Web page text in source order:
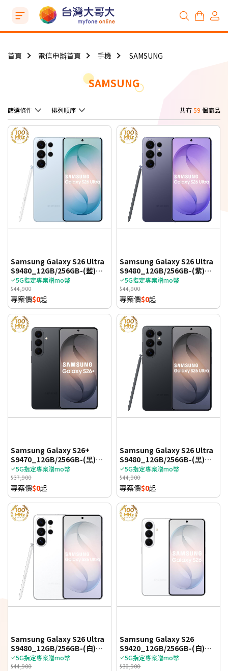
首頁 電信申辦首頁 手機 SAMSUNG
SAMSUNG
篩選條件 排列順序 共有59 個商品
Samsung Galaxy S26 Ultra
S9480_12GB/256GB-(藍)
(5G)
5G指定專案贈mo幣
$44,900
專案價$0起
Samsung Galaxy S26 Ultra
S9480_12GB/256GB-(紫)
(5G)
5G指定專案贈mo幣
$44,900
專案價$0起
Samsung Galaxy S26+
S9470_12GB/256GB-(黑)
(5G)
5G指定專案贈mo幣
$37,900
專案價$0起
Samsung Galaxy S26 Ultra
S9480_12GB/256GB-(黑)
(5G)
5G指定專案贈mo幣
$44,900
專案價$0起
Samsung Galaxy S26 Ultra
S9480_12GB/256GB-(白)
(5G)
5G指定專案贈mo幣
$44,900
Samsung Galaxy S26
S9420_12GB/256GB-(白)
(5G)
5G指定專案贈mo幣
$30,900